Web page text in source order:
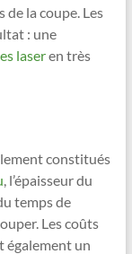
la coupe. Les
: une
laseren très
constitués
, l’épaisseur du
temps de
Les coûts
également un